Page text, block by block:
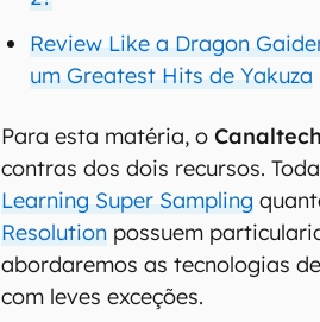
Review Like a Dragon
um Greatest Hits de Yakuza
Para esta matéria, oCanaltech
contras dos dois recursos.
Learning Super Sampling
Resolution possuem
abordaremos as tecnologias
com leves exceções.